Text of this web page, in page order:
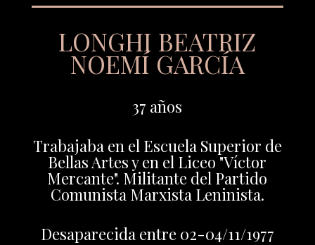
LONGHI BEATRIZ
NOEMÍ GARCÍA
37 años
Trabajaba en el Escuela Superior de
Bellas Artes y en el Liceo "Víctor
Mercante". Militante del Partido
Comunista Marxista Leninista.
Desaparecida entre 02-04/11/1977